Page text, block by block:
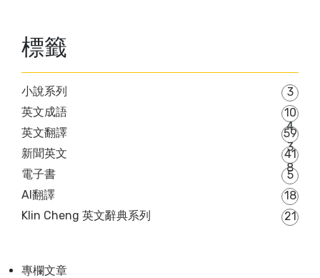
標籤
小說系列
3
英文成語
10
4
英文翻譯
59
3
新聞英文
41
8
電子書
5
AI翻譯
18
Klin Cheng 英文辭典系列
21
專欄文章